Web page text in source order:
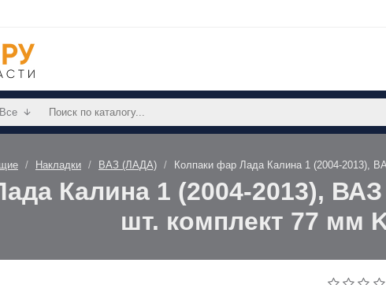
Все
Накладки ВАЗ (ЛАДА) Колпаки фар Лада Калина 1 (2004-2013),
Калина 1 (2004-2013),
шт. комплект 77 мм